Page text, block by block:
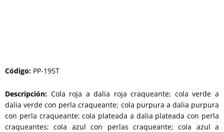
Código: PP-195T
Descripción: Cola roja a dalia roja craqueante; cola verde a
dalia verde con perla craqueante; cola purpura a dalia purpura
con perla craqueante; cola plateada a dalia plateada con perla
craqueantes; cola azul con perlas craqueante; cola azul a